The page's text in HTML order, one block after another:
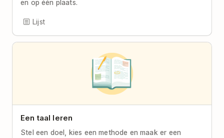
en op één plaats.
Lijst
Een taal leren
Stel een doel, kies een methode en maak er een